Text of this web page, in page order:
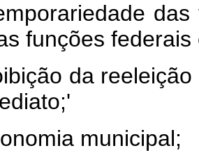
funções
da
municipal;